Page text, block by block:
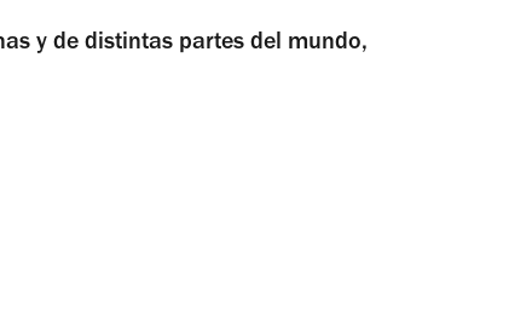
y de distintas partes del mundo,